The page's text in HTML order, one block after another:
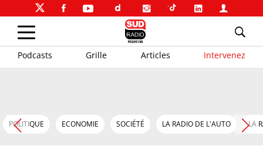
Podcasts Grille Articles Intervenez
POLITIQUE ECONOMIE SOCIÉTÉ LA RADIO DE L'AUTO LA